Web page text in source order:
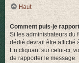
Haut
Comment puis-je
Si les administrateurs du
dédié devrait être affiché
En cliquant sur celui-ci,
de rapporter le message.